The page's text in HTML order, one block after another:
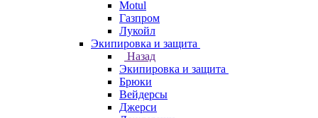
Motul
Газпром
Лукойл
Экипировка и защита
Назад
Экипировка и защита
Брюки
Вейдерсы
Джерси